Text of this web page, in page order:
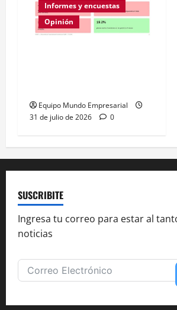
Informes y encuestas
Opinión
Equipo Mundo Empresarial
31 de julio de 2026
0
SUSCRIBITE
Ingresa tu correo para estar al
noticias